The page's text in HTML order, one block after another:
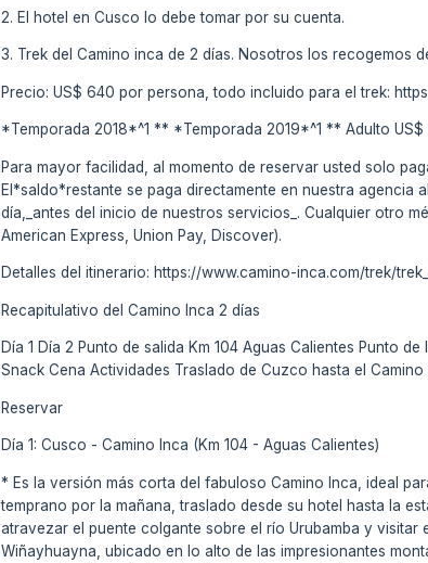
2. El hotel en Cusco lo debe tomar por su cuenta.
3. Trek del Camino inca de 2 días. Nosotros los recogemos
Precio: US$ 640 por persona, todo incluido para el trek:
*Temporada 2018*^1 ** *Temporada 2019*^1 ** Adulto
Para mayor facilidad, al momento de reservar usted solo
El*saldo*restante se paga directamente en nuestra
día,_antes del inicio de nuestros servicios_. Cualquier otro
American Express, Union Pay, Discover).
Detalles del itinerario: https://www.camino-inca.com/trek/
Recapitulativo del Camino Inca 2 días
Día 1 Día 2 Punto de salida Km 104 Aguas Calientes Punto
Snack Cena Actividades Traslado de Cuzco hasta el
Reservar
Día 1: Cusco - Camino Inca (Km 104 - Aguas Calientes)
* Es la versión más corta del fabuloso Camino Inca, ideal
temprano por la mañana, traslado desde su hotel hasta la
atravezar el puente colgante sobre el río Urubamba y
Wiñayhuayna, ubicado en lo alto de las impresionantes